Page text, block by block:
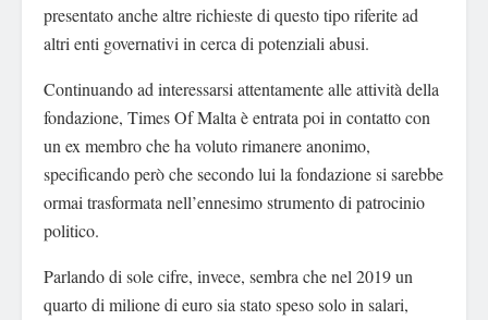
presentato anche altre richieste di questo tipo riferite ad
altri enti governativi in cerca di potenziali abusi.
Continuando ad interessarsi attentamente alle attività della
fondazione, Times Of Malta è entrata poi in contatto con
un ex membro che ha voluto rimanere anonimo,
specificando però che secondo lui la fondazione si sarebbe
ormai trasformata nell’ennesimo strumento di patrocinio
politico.
Parlando di sole cifre, invece, sembra che nel 2019 un
quarto di milione di euro sia stato speso solo in salari,